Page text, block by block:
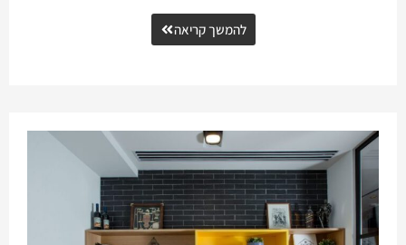
להמשך קריאה